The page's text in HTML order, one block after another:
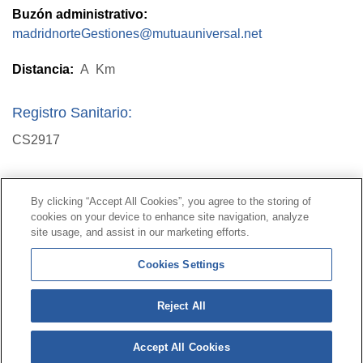
Buzón administrativo:
madridnorteGestiones@mutuauniversal.net
Distancia: A Km
Registro Sanitario:
CS2917
Línea Universal 900 203 203|Zona Privada Comisión de
Prestaciones Especiales|Zona Privada Proveedor
Sanitario
© Mutua Universal 2026 | Mapa del sitio | Aviso legal
Política de Protección de Datos
cookies
Síguenos en:
By clicking “Accept All Cookies”, you agree to the storing of
cookies on your device to enhance site navigation, analyze
site usage, and assist in our marketing efforts.
Cookies Settings
Reject All
Accept All Cookies